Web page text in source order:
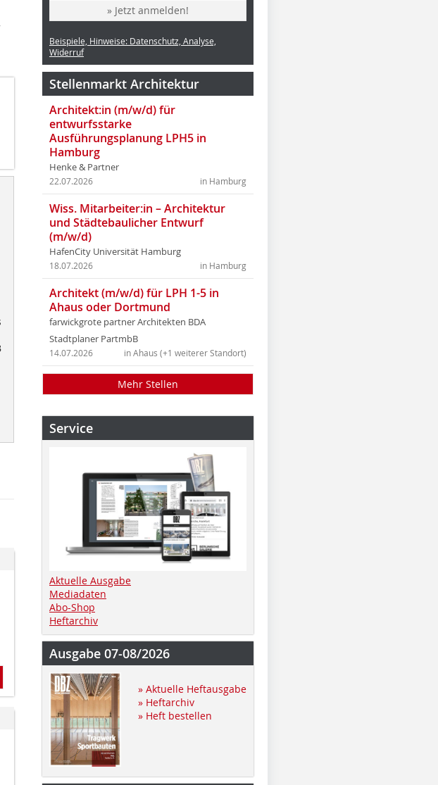
» Jetzt anmelden!
Beispiele, Hinweise: Datenschutz, Analyse,
Widerruf
Stellenmarkt Architektur
Architekt:in (m/w/d) für
entwurfsstarke
Ausführungsplanung LPH5 in
Hamburg
Henke & Partner
in Hamburg
22.07.2026
Wiss. Mitarbeiter:in – Architektur
und Städtebaulicher Entwurf
(m/w/d)
HafenCity Universität Hamburg
in Hamburg
18.07.2026
Architekt (m/w/d) für LPH 1-5 in
Ahaus oder Dortmund
farwickgrote partner Architekten BDA
Stadtplaner PartmbB
in Ahaus (+1 weiterer Standort)
14.07.2026
Mehr Stellen
Service
Aktuelle Ausgabe
Mediadaten
Abo-Shop
Heftarchiv
Ausgabe 07-08/2026
» Aktuelle Heftausgabe
» Heftarchiv
» Heft bestellen